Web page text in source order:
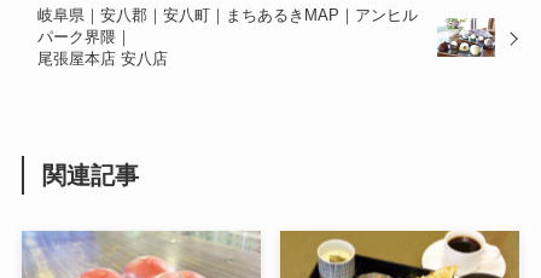
岐阜県｜安八郡｜安八町｜まちあるきMAP｜アンヒル
パーク界隈｜
尾張屋本店 安八店
関連記事